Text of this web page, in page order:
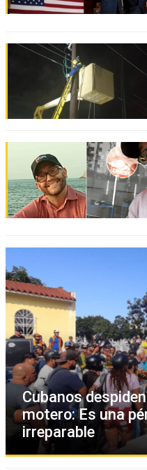
Cubanos
motero: Es una
irreparable